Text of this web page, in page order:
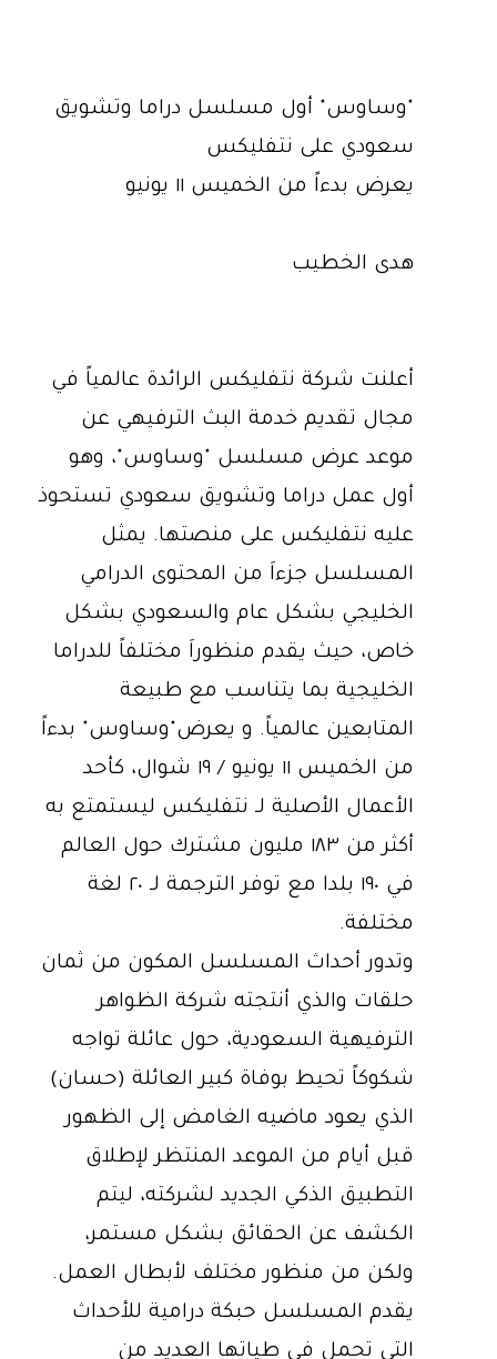
"وساوس" أول مسلسل دراما وتشويق
سعودي على نتفليكس
يعرض بدءاً من الخميس ١١ يونيو
هدى الخطيب
أعلنت شركة نتفليكس الرائدة عالمياً في
مجال تقديم خدمة البث الترفيهي عن
موعد عرض مسلسل "وساوس"، وهو
أول عمل دراما وتشويق سعودي تستحوذ
عليه نتفليكس على منصتها. يمثل
المسلسل جزءاَ من المحتوى الدرامي
الخليجي بشكل عام والسعودي بشكل
خاص، حيث يقدم منظوراَ مختلفاً للدراما
الخليجية بما يتناسب مع طبيعة
المتابعين عالمياً. و يعرض"وساوس" بدءاً
من الخميس ١١ يونيو / ١٩ شوال، كأحد
الأعمال الأصلية لـ نتفليكس ليستمتع به
أكثر من ١٨٣ مليون مشترك حول العالم
في ١٩٠ بلدا مع توفر الترجمة لـ ٢٠ لغة
مختلفة.
وتدور أحداث المسلسل المكون من ثمان
حلقات والذي أنتجته شركة الظواهر
الترفيهية السعودية، حول عائلة تواجه
شكوكاً تحيط بوفاة كبير العائلة (حسان)
الذي يعود ماضيه الغامض إلى الظهور
قبل أيام من الموعد المنتظر لإطلاق
التطبيق الذكي الجديد لشركته، ليتم
الكشف عن الحقائق بشكل مستمر،
ولكن من منظور مختلف لأبطال العمل.
يقدم المسلسل حبكة درامية للأحداث
التي تحمل في طياتها العديد من